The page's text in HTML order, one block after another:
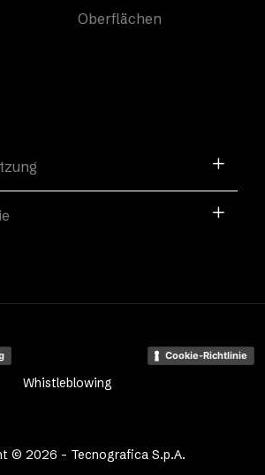
Oberflächen
© 2026 - Tecnografica S.p.A.
Cookie-Richtlinie
Whistleblowing